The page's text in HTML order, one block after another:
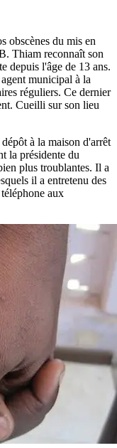
obscènes du mis en
Thiam reconnaît son
depuis l'âge de 13 ans.
municipal à la
réguliers. Ce dernier
Cueilli sur son lieu
à la maison d'arrêt
la présidente du
plus troublantes. Il a
il a entretenu des
aux